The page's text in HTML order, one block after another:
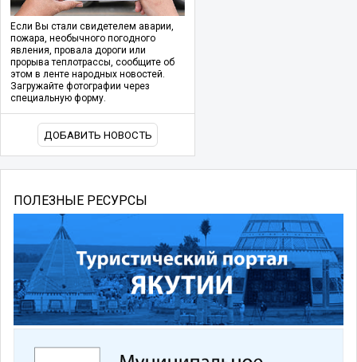
Если Вы стали свидетелем аварии,
пожара, необычного погодного
явления, провала дороги или
прорыва теплотрассы, сообщите об
этом в ленте народных новостей.
Загружайте фотографии через
специальную форму.
ДОБАВИТЬ НОВОСТЬ
ПОЛЕЗНЫЕ РЕСУРСЫ